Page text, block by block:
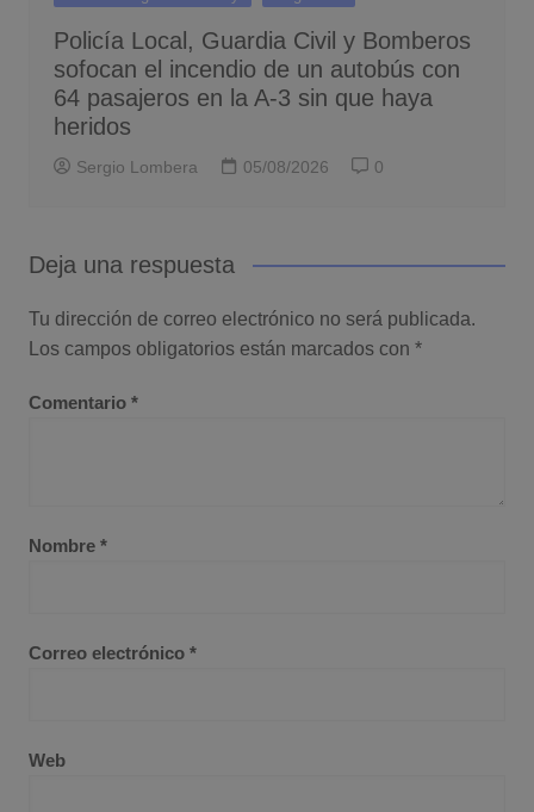
Policía Local, Guardia Civil y Bomberos
sofocan el incendio de un autobús con
64 pasajeros en la A-3 sin que haya
heridos
Sergio Lombera 05/08/2026 0
Deja una respuesta
Tu dirección de correo electrónico no será publicada.
Los campos obligatorios están marcados con *
Comentario *
Nombre *
Correo electrónico *
Web